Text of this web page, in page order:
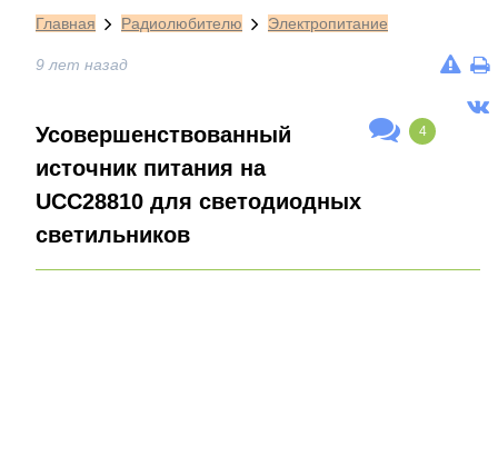
Главная Радиолюбителю Электропитание
9 лет назад
Усовершенствованный
источник питания на
UCC28810 для светодиодных
светильников
4